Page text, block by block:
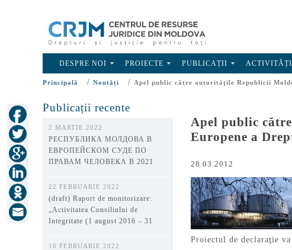
DESPRE NOI PROIECTE PUBLICAȚII ACTIVITĂȚI
Principală / Noutăți / Apel public către autorităţile Republicii
Publicații recente
2 MARTIE 2022
РЕСПУБЛИКА МОЛДОВА В
ЕВРОПЕЙСКОМ СУДЕ ПО
ПРАВАМ ЧЕЛОВЕКА В 2021
22 FEBRUARIE 2022
(draft) Raport de monitorizare:
„Activitatea Consiliului de
Integritate (1 august 2016 – 31
16 FEBRUARIE 2022
Apel public
Europene a
28.03.2012
Proiectul de declaraţie